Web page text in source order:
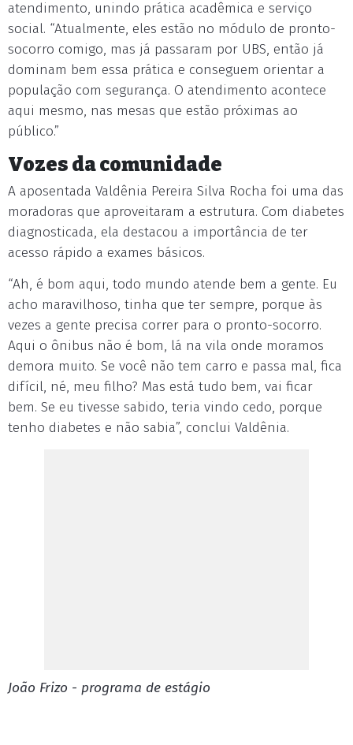
atendimento, unindo prática acadêmica e serviço
social. “Atualmente, eles estão no módulo de pronto-
socorro comigo, mas já passaram por UBS, então já
dominam bem essa prática e conseguem orientar a
população com segurança. O atendimento acontece
aqui mesmo, nas mesas que estão próximas ao
público.”
Vozes da comunidade
A aposentada Valdênia Pereira Silva Rocha foi uma das
moradoras que aproveitaram a estrutura. Com diabetes
diagnosticada, ela destacou a importância de ter
acesso rápido a exames básicos.
“Ah, é bom aqui, todo mundo atende bem a gente. Eu
acho maravilhoso, tinha que ter sempre, porque às
vezes a gente precisa correr para o pronto-socorro.
Aqui o ônibus não é bom, lá na vila onde moramos
demora muito. Se você não tem carro e passa mal, fica
difícil, né, meu filho? Mas está tudo bem, vai ficar
bem. Se eu tivesse sabido, teria vindo cedo, porque
tenho diabetes e não sabia”, conclui Valdênia.
João Frizo - programa de estágio